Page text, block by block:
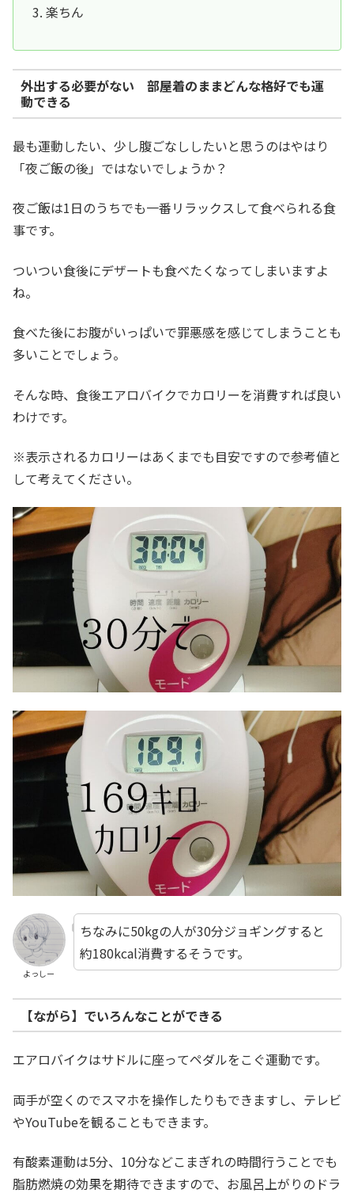
楽ちん
外出する必要がない 部屋着のままどんな格好でも運
動できる
最も運動したい、少し腹ごなししたいと思うのはやはり
「夜ご飯の後」ではないでしょうか？
夜ご飯は1日のうちでも一番リラックスして食べられる食
事です。
ついつい食後にデザートも食べたくなってしまいますよ
ね。
食べた後にお腹がいっぱいで罪悪感を感じてしまうことも
多いことでしょう。
そんな時、食後エアロバイクでカロリーを消費すれば良い
わけです。
※表示されるカロリーはあくまでも目安ですので参考値と
して考えてください。
よっしー
ちなみに50kgの人が30分ジョギングすると
約180kcal消費するそうです。
【ながら】でいろんなことができる
エアロバイクはサドルに座ってペダルをこぐ運動です。
両手が空くのでスマホを操作したりもできますし、テレビ
やYouTubeを観ることもできます。
有酸素運動は5分、10分などこまぎれの時間行うことでも
脂肪燃焼の効果を期待できますので、お風呂上がりのドラ